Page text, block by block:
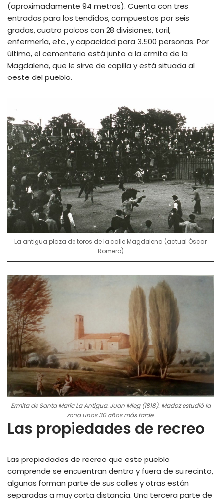
(aproximadamente 94 metros). Cuenta con tres
entradas para los tendidos, compuestos por seis
gradas, cuatro palcos con 28 divisiones, toril,
enfermería, etc., y capacidad para 3.500 personas. Por
último, el cementerio está junto a la ermita de la
Magdalena, que le sirve de capilla y está situada al
oeste del pueblo.
La antigua plaza de toros de la calle Magdalena (actual Óscar
Romero)
Ermita de Santa María La Antigua. Juan Mieg (1818). Madoz estudió la
zona unos 30 años más tarde.
Las propiedades de recreo
Las propiedades de recreo que este pueblo
comprende se encuentran dentro y fuera de su recinto,
algunas forman parte de sus calles y otras están
separadas a muy corta distancia. Una tercera parte de